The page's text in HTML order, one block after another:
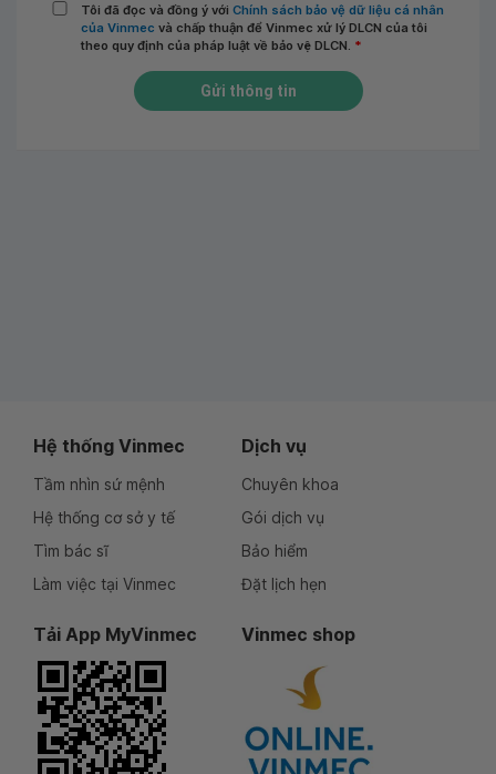
Tôi đã đọc và đồng ý với Chính sách bảo vệ dữ liệu cá nhân
của Vinmec và chấp thuận để Vinmec xử lý DLCN của tôi
theo quy định của pháp luật về bảo vệ DLCN. *
Gửi thông tin
Hệ thống Vinmec
Tầm nhìn sứ mệnh
Hệ thống cơ sở y tế
Tìm bác sĩ
Làm việc tại Vinmec
Dịch vụ
Chuyên khoa
Gói dịch vụ
Bảo hiểm
Đặt lịch hẹn
Tải App MyVinmec Vinmec shop